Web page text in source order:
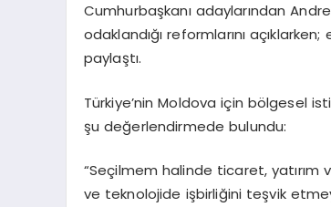
Cumhurbaşkanı adaylarından
odaklandığı reformlarını
paylaştı.
Türkiye’nin Moldova için bölgesel
şu değerlendirmede bulundu:
“Seçilmem halinde ticaret,
ve teknolojide işbirliğini teşvik